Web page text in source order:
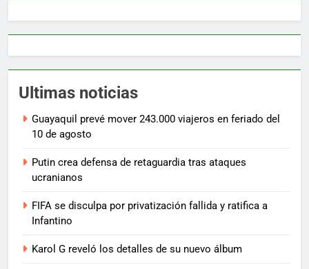
Ultimas noticias
Guayaquil prevé mover 243.000 viajeros en feriado del
10 de agosto
Putin crea defensa de retaguardia tras ataques
ucranianos
FIFA se disculpa por privatización fallida y ratifica a
Infantino
Karol G reveló los detalles de su nuevo álbum